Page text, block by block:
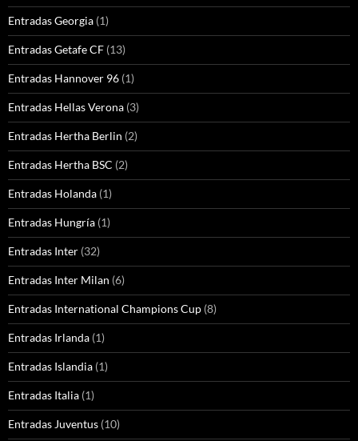
Entradas Georgia (1)
Entradas Getafe CF (13)
Entradas Hannover 96 (1)
Entradas Hellas Verona (3)
Entradas Hertha Berlin (2)
Entradas Hertha BSC (2)
Entradas Holanda (1)
Entradas Hungría (1)
Entradas Inter (32)
Entradas Inter Milan (6)
Entradas International Champions Cup (8)
Entradas Irlanda (1)
Entradas Islandia (1)
Entradas Italia (1)
Entradas Juventus (10)